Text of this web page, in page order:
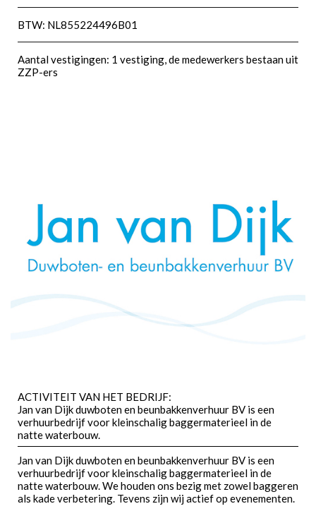
BTW: NL855224496B01
Aantal vestigingen: 1 vestiging, de medewerkers bestaan uit
ZZP-ers
ACTIVITEIT VAN HET BEDRIJF:
Jan van Dijk duwboten en beunbakkenverhuur BV is een
verhuurbedrijf voor kleinschalig baggermaterieel in de
natte waterbouw.
Jan van Dijk duwboten en beunbakkenverhuur BV is een
verhuurbedrijf voor kleinschalig baggermaterieel in de
natte waterbouw. We houden ons bezig met zowel baggeren
als kade verbetering. Tevens zijn wij actief op evenementen.